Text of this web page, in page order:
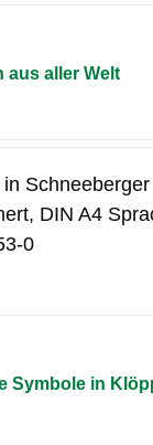
aus aller Welt
DIN A4
0
Symbole in